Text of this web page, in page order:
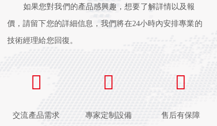
如果您對我們的產品感興趣，想要了解詳情以及報
價，請留下您的詳細信息，我們將在24小時內安排專業的
技術經理給您回復。
交流產品需求 專家定制設備 售后有保障